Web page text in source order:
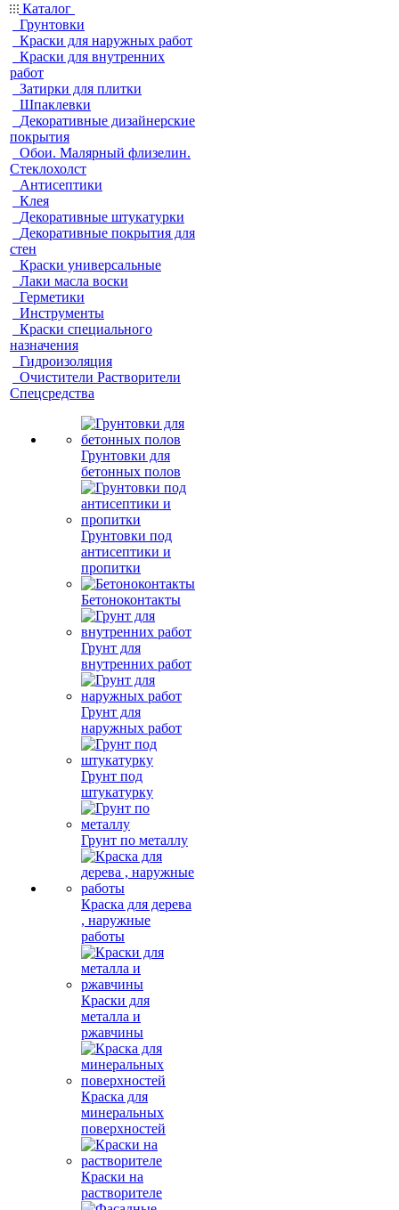
Каталог
Грунтовки
Краски для наружных работ
Краски для внутренних
работ
Затирки для плитки
Шпаклевки
Декоративные дизайнерские
покрытия
Обои. Малярный флизелин.
Стеклохолст
Антисептики
Клея
Декоративные штукатурки
Декоративные покрытия для
стен
Краски универсальные
Лаки масла воски
Герметики
Инструменты
Краски специального
назначения
Гидроизоляция
Очистители Растворители
Спецсредства
Грунтовки для
бетонных полов
Грунтовки под
антисептики и
пропитки
Бетоноконтакты
Грунт для
внутренних работ
Грунт для
наружных работ
Грунт под
штукатурку
Грунт по металлу
Краска для дерева
, наружные
работы
Краски для
металла и
ржавчины
Краска для
минеральных
поверхностей
Краски на
растворителе